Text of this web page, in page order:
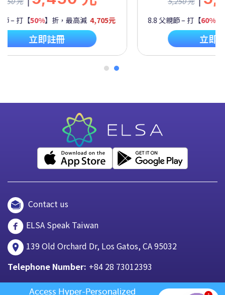
【60% 】折，最高減2,092元
立即註冊
8.8 父親節 – 打【50% 】折，
立即註冊
Contact us
ELSA Speak Taiwan
139 Old Orchard Dr, Los Gatos, CA 95032
Telephone Number: +84 28 73012393
Access Hyper-Personalized